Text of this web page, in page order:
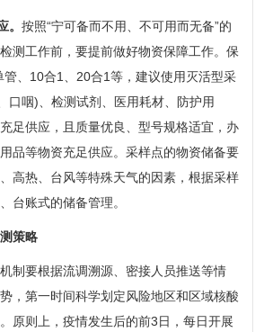
。 按照“宁可备而不用、不可用而无备”的
测工作前，要提前做好物资保障工作。保
、10合1、20合1等，建议使用灭活型采
口咽)、检测试剂、医用耗材、防护用
足供应，且质量优良、型号规格适宜，办
品等物资充足供应。采样点的物资储备要
高热、台风等特殊天气的因素，根据采样
台账式的储备管理。
策略
要根据流调溯源、密接人员推送等情
，第一时间科学划定风险地区和区域核酸
原则上，疫情发生后的前3日，每日开展